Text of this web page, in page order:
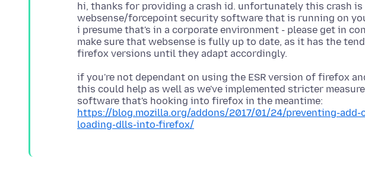
hi, thanks for providing a crash id. unfortunately this crash is
websense/forcepoint security software that is running on
i presume that's in a corporate environment - please get in
make sure that websense is fully up to date, as it has the
if you're not dependant on using the ESR version of firefox
this could help as well as we've implemented stricter
https://blog.mozilla.org/addons/2017/01/24/preventing-
loading-dlls-into-firefox/